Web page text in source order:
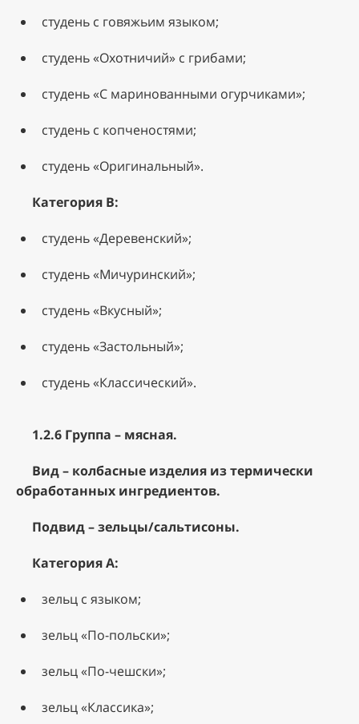
студень с говяжьим языком;
студень «Охотничий» с грибами;
студень «С маринованными огурчиками»;
студень с копченостями;
студень «Оригинальный».
Категория В:
студень «Деревенский»;
студень «Мичуринский»;
студень «Вкусный»;
студень «Застольный»;
студень «Классический».
1.2.6 Группа – мясная.
Вид – колбасные изделия из термически
обработанных ингредиентов.
Подвид – зельцы/сальтисоны.
Категория А:
зельц с языком;
зельц «По-польски»;
зельц «По-чешски»;
зельц «Классика»;